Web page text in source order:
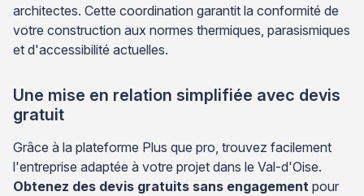
architectes. Cette coordination garantit la conformité de
votre construction aux normes thermiques, parasismiques
et d'accessibilité actuelles.
Une mise en relation simplifiée avec devis
gratuit
Grâce à la plateforme Plus que pro, trouvez facilement
l'entreprise adaptée à votre projet dans le Val-d'Oise.
Obtenez des devis gratuits sans engagement pour